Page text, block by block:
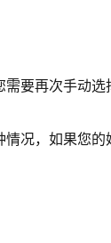
要再次手动选
况，如果您的